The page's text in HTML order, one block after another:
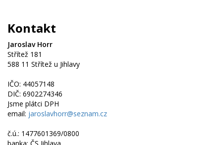
Kontakt
Jaroslav Horr
Střítež 181
588 11 Střítež u Jihlavy
IČO: 44057148
DIČ: 6902274346
Jsme plátci DPH
email: jaroslavhorr@seznam.cz
č.ú.: 1477601369/0800